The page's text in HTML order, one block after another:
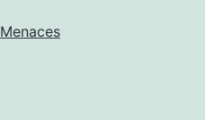
QUE
Menaces